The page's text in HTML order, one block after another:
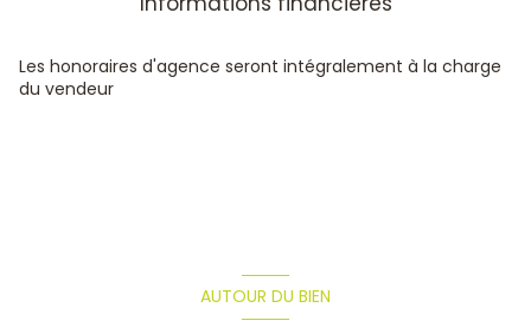
Les honoraires d'agence seront intégralement à la charge
du vendeur
AUTOUR DU BIEN